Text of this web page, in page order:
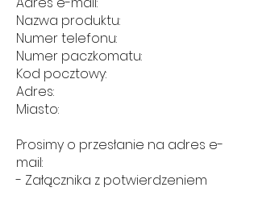
Nazwa produktu:
Numer telefonu:
Numer paczkomatu:
Kod pocztowy:
Adres:
Miasto:
Prosimy o przesłanie na adres e-
mail:
- Załącznika z potwierdzeniem